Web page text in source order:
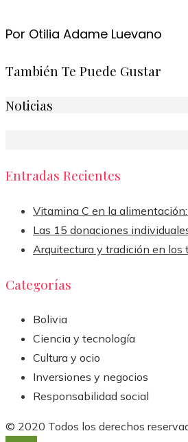
Por Otilia Adame Luevano
También Te Puede Gustar
Noticias
Entradas Recientes
Vitamina C en la
Las 15 donaciones
Arquitectura y tradición en los
Categorías
Bolivia
Ciencia y tecnología
Cultura y ocio
Inversiones y negocios
Responsabilidad social
© 2020 Todos los derechos